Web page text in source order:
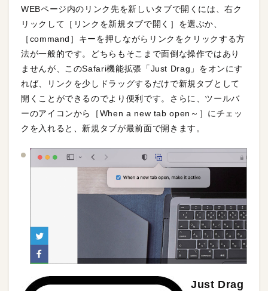
WEBページ内のリンク先を新しいタブで開くには、右ク
リックして［リンクを新規タブで開く］を選ぶか、
［command］キーを押しながらリンクをクリックする方
法が一般的です。どちらもそこまで面倒な操作ではあり
ませんが、このSafari機能拡張「Just Drag」をオンにす
れば、リンクを少しドラッグするだけで新規タブとして
開くことができるのでより便利です。さらに、ツールバ
ーのアイコンから［When a new tab open～］にチェッ
クを入れると、新規タブが最前面で開きます。
Just Drag